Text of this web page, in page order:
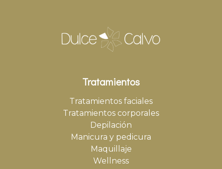
Tratamientos
Tratamientos faciales
Tratamientos corporales
Depilación
Manicura y pedicura
Maquillaje
Wellness